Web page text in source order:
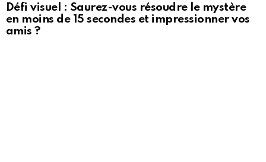
Défi visuel : Saurez-vous résoudre le mystère
en moins de 15 secondes et impressionner vos
amis ?